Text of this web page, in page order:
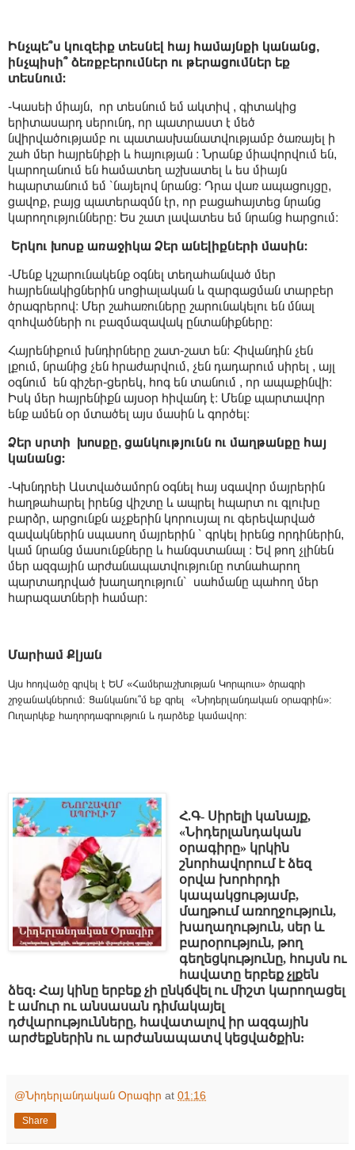
Ինչպե՞ս կուզեիք տեսնել հայ համայնքի կանանց,
ինչպիսի՞ ձեռքբերումներ ու թերացումներ եք
տեսնում։
-Կասեի միայն, որ տեսնում եմ ակտիվ , գիտակից
երիտասարդ սերունդ, որ պատրաստ է մեծ
նվիրվածությամբ ու պատասխանատվությամբ ծառայել ի
շահ մեր հայրենիքի և հայության ։ Նրանք միավորվում են,
կարողանում են համատեղ աշխատել և ես միայն
հպարտանում եմ ՝նայելով նրանց։ Դրա վառ ապացույցը,
ցավոք, բայց պատերազմն էր, որ բացահայտեց նրանց
կարողությունները։ Ես շատ լավատես եմ նրանց հարցում։
Երկու խոսք առաջիկա Ձեր անելիքների մասին։
-Մենք կշարունակենք օգնել տեղահանված մեր
հայրենակիցներին սոցիալական և զարգացման տարբեր
ծրագրերով։ Մեր շահառուները շարունակելու են մնալ
զոհվածների ու բազմազավակ ընտանիքները։
Հայրենիքում խնդիրները շատ-շատ են։ Հիվանդին չեն
լքում, նրանից չեն հրաժարվում, չեն դադարում սիրել , այլ
օգնում են գիշեր-ցերեկ, հոգ են տանում , որ ապաքինվի։
Իսկ մեր հայրենիքն այսօր հիվանդ է։ Մենք պարտավոր
ենք ամեն օր մտածել այս մասին և գործել։
Ձեր սրտի խոսքը, ցանկությունն ու մաղթանքը հայ
կանանց։
-Կխնդրեի Աստվածամորն օգնել հայ սգավոր մայրերին
հաղթահարել իրենց վիշտը և ապրել հպարտ ու գլուխը
բարձր, արցունքն աչքերին կորուսյալ ու գերեվարված
զավակներին սպասող մայրերին ՝ գրկել իրենց որդիներին,
կամ նրանց մասունքները և հանգստանալ ։ Եվ թող չլինեն
մեր ազգային արժանապատվությունը ոտնահարող
պարտադրված խաղաղություն՝ սահմանը պահող մեր
հարազատների համար։
Մարիամ Քլյան
Այս հոդվածը գրվել է ԵՄ «Համերաշխության Կորպուս» ծրագրի
շրջանակներում: Ցանկանու՞մ եք գրել «Նիդերլանդական օրագրին»:
Ուղարկեք հաղորդագրություն և դարձեք կամավոր:
Հ.Գ- Սիրելի կանայք,
«Նիդերլանդական
օրագիրը» կրկին
շնորհավորում է ձեզ
օրվա խորհրդի
կապակցությամբ,
մաղթում առողջություն,
խաղաղություն, սեր և
բարօրություն, թող
գեղեցկությունը, հույսն ու
հավատը երբեք չլքեն
ձեզ։ Հայ կինը երբեք չի ընկճվել ու միշտ կարողացել
է ամուր ու անսասան դիմակայել
դժվարությունները, հավատալով իր ազգային
արժեքներին ու արժանապատվ կեցվածքին:
@Նիդերլանդական Օրագիր at 01:16
Share